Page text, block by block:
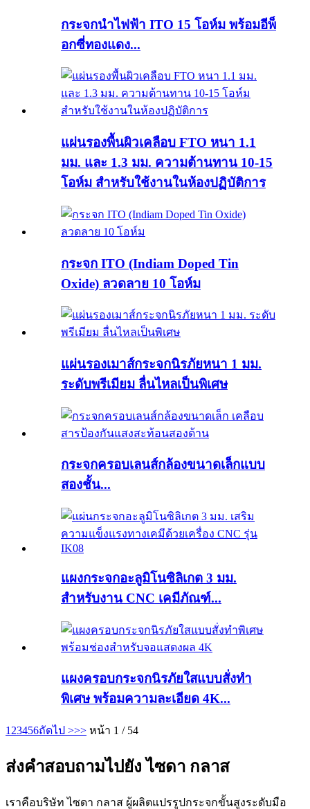
กระจกนำไฟฟ้า ITO 15 โอห์ม พร้อมอีพ็
อกซี่ทองแดง...
แผ่นรองพื้นผิวเคลือบ FTO หนา 1.1
มม. และ 1.3 มม. ความต้านทาน 10-15
โอห์ม สำหรับใช้งานในห้องปฏิบัติการ
กระจก ITO (Indiam Doped Tin
Oxide) ลวดลาย 10 โอห์ม
แผ่นรองเมาส์กระจกนิรภัยหนา 1 มม.
ระดับพรีเมียม ลื่นไหลเป็นพิเศษ
กระจกครอบเลนส์กล้องขนาดเล็กแบบ
สองชั้น...
แผงกระจกอะลูมิโนซิลิเกต 3 มม.
สำหรับงาน CNC เคมีภัณฑ์...
แผงครอบกระจกนิรภัยใสแบบสั่งทำ
พิเศษ พร้อมความละเอียด 4K...
1 23456ถัดไป >>> หน้า 1 / 54
ส่งคำสอบถามไปยัง ไซดา กลาส
เราคือบริษัท ไซดา กลาส ผู้ผลิตแปรรูปกระจกขั้นสูงระดับมือ